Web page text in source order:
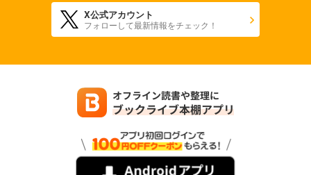
X公式アカウント
フォローして最新情報をチェック！